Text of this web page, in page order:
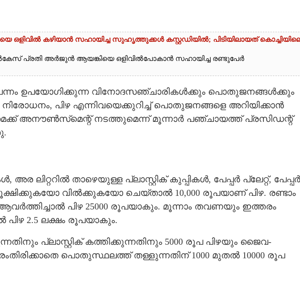
ഒളിവിൽ കഴിയാൻ സഹായിച്ച സുഹൃത്തുക്കൾ കസ്റ്റഡിയിൽ; പിടിയിലായത്
പ്രതി അർജുൻ ആയങ്കിയെ ഒളിവിൽപോകാൻ സഹായിച്ച രണ്ടുപേർ
ഉപയോഗിക്കുന്ന വിനോദസഞ്ചാരികൾക്കും പൊതുജനങ്ങൾക്കും
പിഴ എന്നിവയെക്കുറിച്ച് പൊതുജനങ്ങളെ അറിയിക്കാൻ
അനൗൺസ്‌മെന്റ് നടത്തുമെന്ന് മൂന്നാർ പഞ്ചായത്ത് പ്രസിഡന്റ്
ലിറ്ററിൽ താഴെയുള്ള പ്ലാസ്റ്റിക് കുപ്പികൾ, പേപ്പർ പ്ലേറ്റ്, പേപ്പർ
വിൽക്കുകയോ ചെയ്‌താൽ 10,000 രൂപയാണ് പിഴ. രണ്ടാം
പിഴ 25000 രൂപയാകും. മൂന്നാം തവണയും ഇത്തരം
പിഴ 2.5 ലക്ഷം രൂപയാകും.
പ്ലാസ്റ്റിക് കത്തിക്കുന്നതിനും 5000 രൂപ പിഴയും ജൈവ-
പൊതുസ്ഥലത്ത് തള്ളുന്നതിന് 1000 മുതൽ 10000 രൂപ